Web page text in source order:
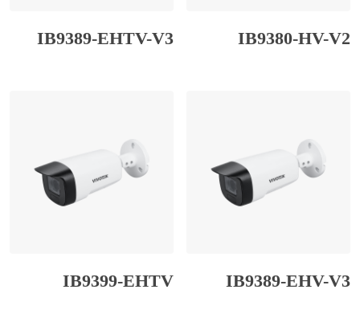
IB9380-HV-V2
IB9389-EHTV-V3
IB9389-EHV-V3
IB9399-EHTV